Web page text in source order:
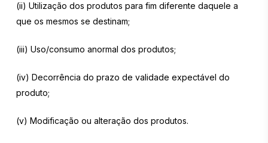
(ii) Utilização dos produtos para fim diferente daquele a
que os mesmos se destinam;
(iii) Uso/consumo anormal dos produtos;
(iv) Decorrência do prazo de validade expectável do
produto;
(v) Modificação ou alteração dos produtos.